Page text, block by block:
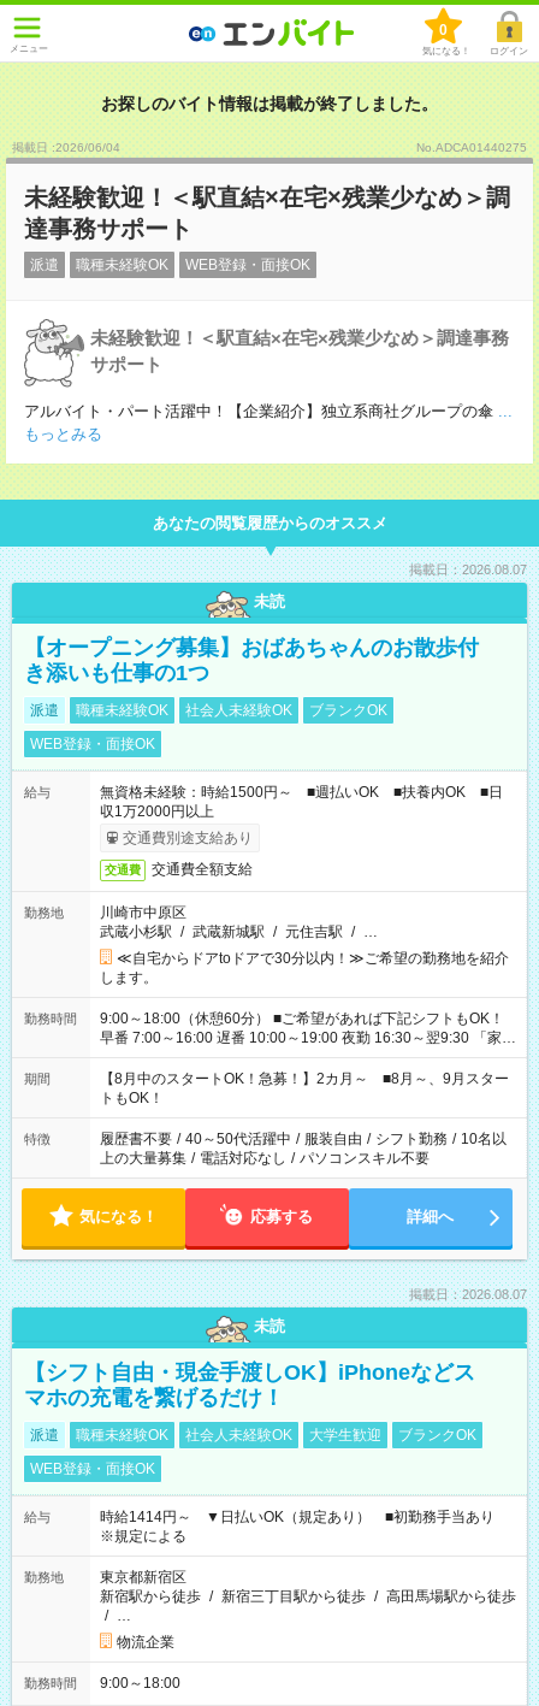
メニュー
0
気になる！ ログイン
お探しのバイト情報は掲載が終了しました。
掲載日 :2026/06/04 No.ADCA01440275
未経験歓迎！＜駅直結×在宅×残業少なめ＞調
達事務サポート
派遣 職種未経験OK WEB登録・面接OK
未経験歓迎！＜駅直結×在宅×残業少なめ＞調達事務
サポート
アルバイト・パート活躍中！【企業紹介】独立系商社グループの傘 ...
もっとみる
あなたの閲覧履歴からのオススメ
掲載日：2026.08.07
未読
【オープニング募集】おばあちゃんのお散歩付
き添いも仕事の1つ
派遣 職種未経験OK 社会人未経験OK
ブランクOK
WEB登録・面接OK
給与
無資格未経験：時給1500円～ ■週払いOK ■扶養内OK ■日
収1万2000円以上
交通費別途支給あり
交通費 交通費全額支給
勤務地
川崎市中原区
武蔵小杉駅 / 武蔵新城駅 / 元住吉駅 / …
≪自宅からドアtoドアで30分以内！≫ご希望の勤務地を紹介
します。
勤務時間
9:00～18:00（休憩60分） ■ご希望があれば下記シフトもOK！
早番 7:00～16:00 遅番 10:00～19:00 夜勤 16:30～翌9:30 「家族
と休みを合わせたい」 「余裕を持って夕飯の準備がしたい」
「できれば残業はしたくない」 など、ご希望を教えてください
ね。 ※Wワーク希望の方へ 今ご覧のお仕事で希望する勤務時間
と、もう1つのお仕事の勤務時間。 合計で週40時間を超える場
合は応募できません。
期間
【8月中のスタートOK！急募！】2カ月～ ■8月～、9月スター
トもOK！
特徴 履歴書不要 / 40～50代活躍中 / 服装自由 / シフト勤務 / 10名以
上の大量募集 / 電話対応なし / パソコンスキル不要
気になる！ 応募する 詳細へ
掲載日：2026.08.07
未読
【シフト自由・現金手渡しOK】iPhoneなどス
マホの充電を繋げるだけ！
派遣 職種未経験OK 社会人未経験OK 大学生歓迎
ブランクOK
WEB登録・面接OK
給与
時給1414円～ ▼日払いOK（規定あり） ■初勤務手当あり
※規定による
勤務地
東京都新宿区
新宿駅から徒歩 / 新宿三丁目駅から徒歩 / 高田馬場駅から徒歩
/ …
物流企業
勤務時間 9:00～18:00